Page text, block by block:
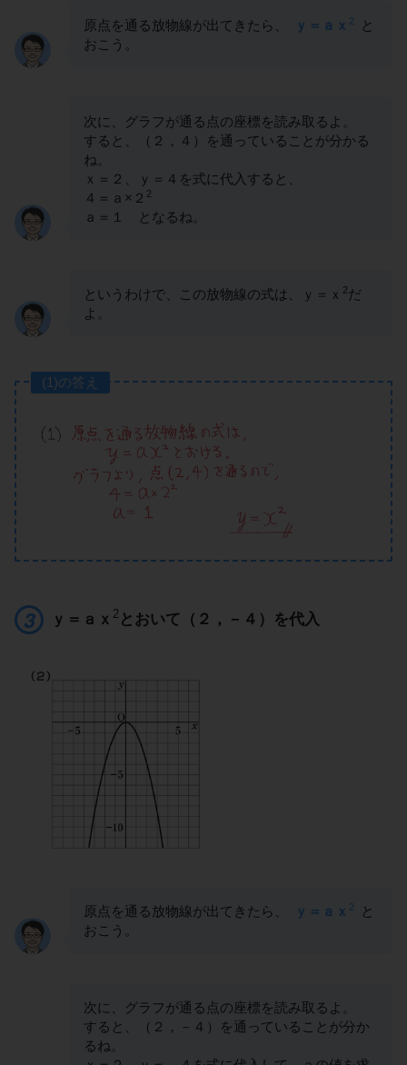
原点を通る放物線が出てきたら、 ｙ＝ａｘ 2
と
おこう。
次に、グラフが通る点の座標を読み取るよ。
すると、（２，４）を通っていることが分かる
ね。
ｘ＝２、ｙ＝４を式に代入すると、
４＝ａ×２ 2
ａ＝１ となるね。
というわけで、この放物線の式は、ｙ＝ｘ 2 だ
よ。
(1)の答え
ｙ＝ａｘ 2 とおいて（２，－４）を代入
原点を通る放物線が出てきたら、 ｙ＝ａｘ 2
と
おこう。
次に、グラフが通る点の座標を読み取るよ。
すると、（２，－４）を通っていることが分か
るね。